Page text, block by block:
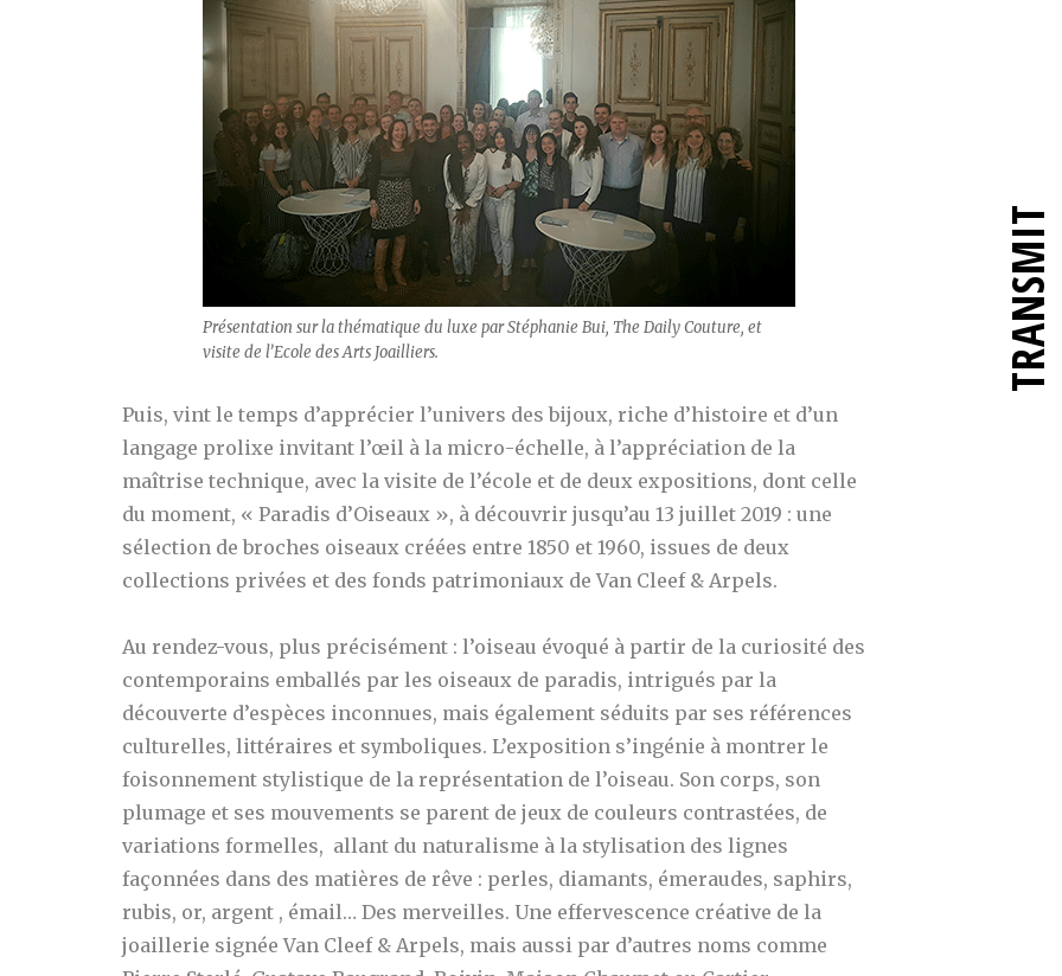
Présentation sur la thématique du luxe par Stéphanie Bui, The Daily Couture, et
visite de l’Ecole des Arts Joailliers.
Puis, vint le temps d’apprécier l’univers des bijoux, riche d’histoire et d’un
langage prolixe invitant l’œil à la micro-échelle, à l’appréciation de la
maîtrise technique, avec la visite de l’école et de deux expositions, dont celle
du moment, « Paradis d’Oiseaux », à découvrir jusqu’au 13 juillet 2019 : une
sélection de broches oiseaux créées entre 1850 et 1960, issues de deux
collections privées et des fonds patrimoniaux de Van Cleef & Arpels.
Au rendez-vous, plus précisément : l’oiseau évoqué à partir de la curiosité des
contemporains emballés par les oiseaux de paradis, intrigués par la
découverte d’espèces inconnues, mais également séduits par ses références
culturelles, littéraires et symboliques. L’exposition s’ingénie à montrer le
foisonnement stylistique de la représentation de l’oiseau. Son corps, son
plumage et ses mouvements se parent de jeux de couleurs contrastées, de
variations formelles, allant du naturalisme à la stylisation des lignes
façonnées dans des matières de rêve : perles, diamants, émeraudes, saphirs,
rubis, or, argent , émail… Des merveilles. Une effervescence créative de la
joaillerie signée Van Cleef & Arpels, mais aussi par d’autres noms comme
TRANSMIT